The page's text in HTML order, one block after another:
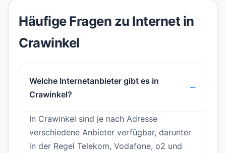
Häufige Fragen zu Internet in
Crawinkel
Welche Internetanbieter gibt es in
Crawinkel?
In Crawinkel sind je nach Adresse
verschiedene Anbieter verfügbar, darunter
in der Regel Telekom, Vodafone, o2 und